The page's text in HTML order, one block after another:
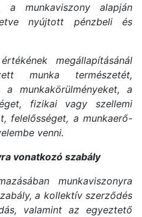
a munkaviszony alapján
nyújtott pénzbeli és
megállapításánál
munka természetét,
a munkakörülményeket, a
fizikai vagy szellemi
felelősséget, a munkaerő-
venni.
vonatkozó szabály
munkaviszonyra
a kollektív szerződés
valamint az egyeztető